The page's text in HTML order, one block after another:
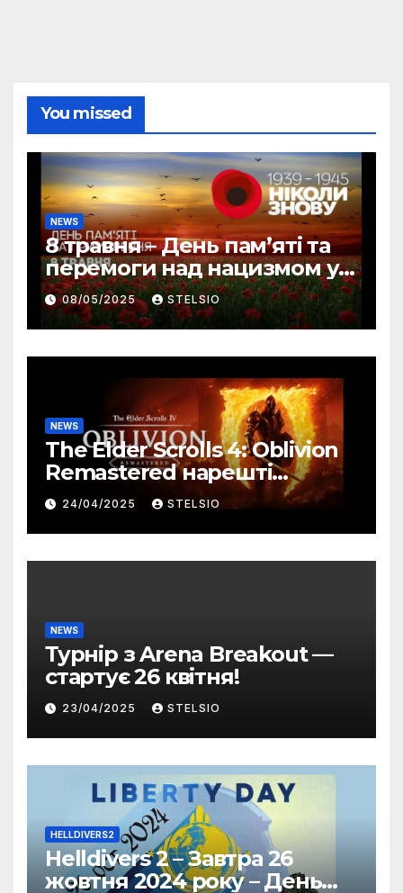
You missed
NEWS
8 травня – День пам’яті та
перемоги над нацизмом у
Другій світовій війні!
08/05/2025 STELSIO
NEWS
The Elder Scrolls 4: Oblivion
Remastered нарешті
вийшов 22 квітня!
24/04/2025 STELSIO
NEWS
Турнір з Arena Breakout —
стартує 26 квітня!
23/04/2025 STELSIO
HELLDIVERS2
Helldivers 2 – Завтра 26
жовтня 2024 року – День